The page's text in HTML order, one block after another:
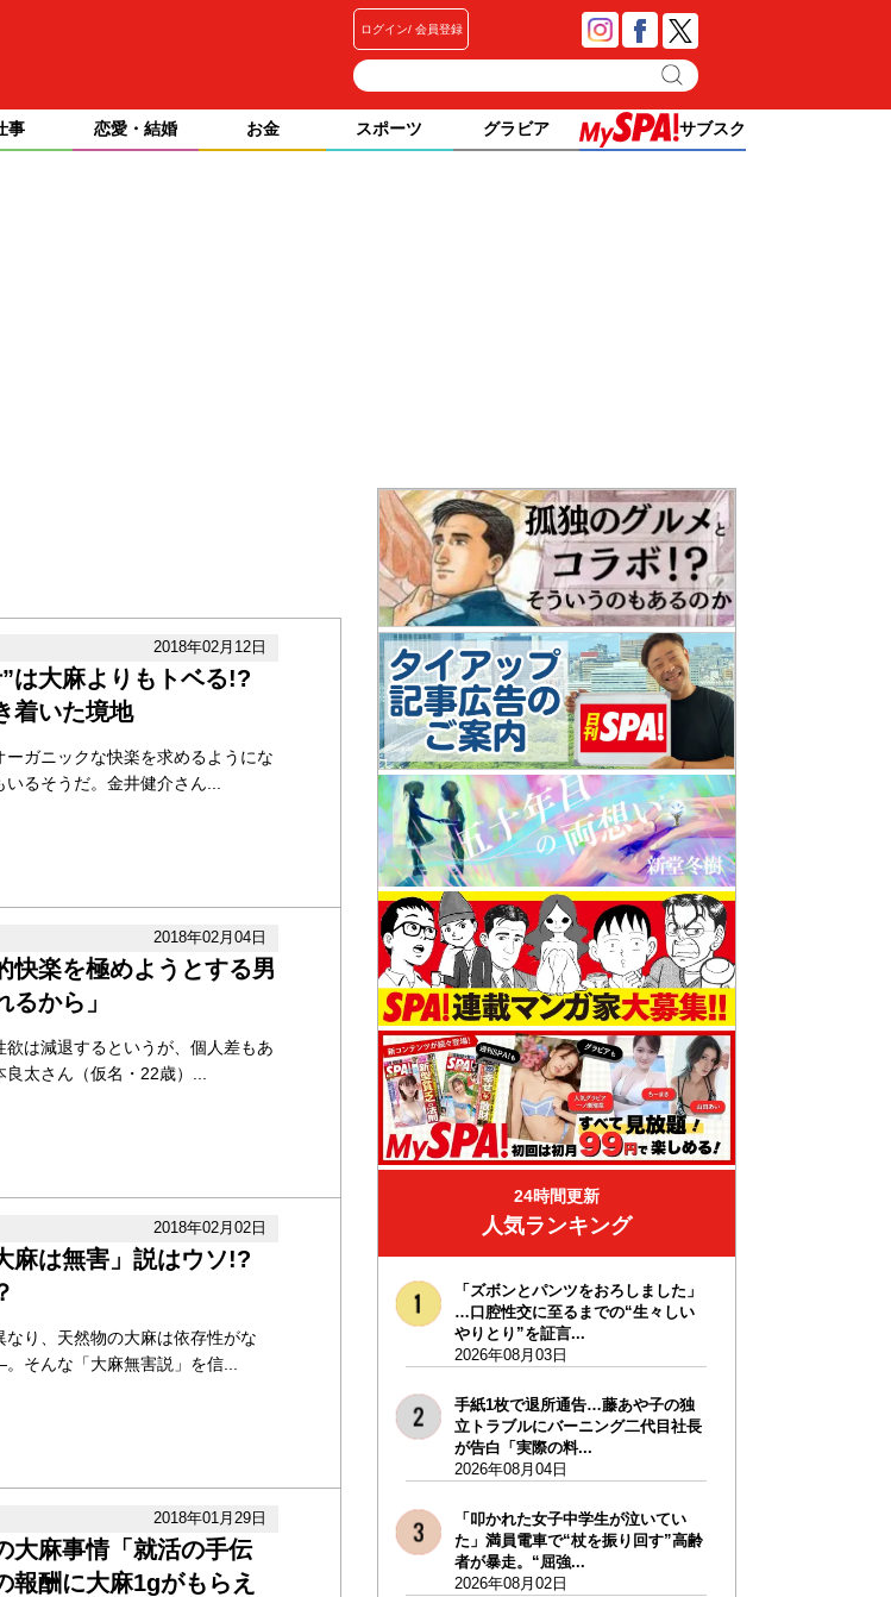
ログイン 会員登録
事 恋愛・結婚 お金 スポーツ グラビア サブスク
2018年02月12日
は大麻よりもトベる!?
着いた境地
ーガニックな快楽を求めるようにな
るそうだ。金井健介さん...
2018年02月04日
快楽を極めようとする男
るから」
は減退するというが、個人差もあ
太さん（仮名・22歳）...
2018年02月02日
麻は無害」説はウソ!?
り、天然物の大麻は依存性がな
そんな「大麻無害説」を信...
2018年01月29日
大麻事情「就活の手伝
報酬に大麻1gがもらえ
24時間更新
人気ランキング
「ズボンとパンツをおろしました」
…口腔性交に至るまでの“生々しい
やりとり”を証言...
2026年08月03日
手紙1枚で退所通告…藤あや子の独
立トラブルにバーニング二代目社長
が告白「実際の料...
2026年08月04日
「叩かれた女子中学生が泣いてい
た」満員電車で“杖を振り回す”高齢
者が暴走。“屈強...
2026年08月02日